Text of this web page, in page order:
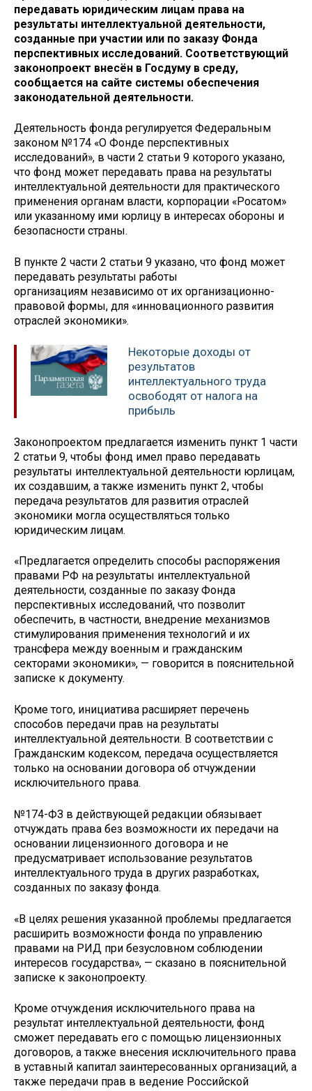
передавать юридическим лицам права на
результаты интеллектуальной деятельности,
созданные при участии или по заказу Фонда
перспективных исследований. Соответствующий
законопроект внесён в Госдуму в среду,
сообщается на сайте системы обеспечения
законодательной деятельности.
Деятельность фонда регулируется Федеральным
законом №174 «О Фонде перспективных
исследований», в части 2 статьи 9 которого указано,
что фонд может передавать права на результаты
интеллектуальной деятельности для практического
применения органам власти, корпорации «Росатом»
или указанному ими юрлицу в интересах обороны и
безопасности страны.
В пункте 2 части 2 статьи 9 указано, что фонд может
передавать результаты работы
организациям независимо от их организационно-
правовой формы, для «инновационного развития
отраслей экономики».
Некоторые доходы от
результатов
интеллектуального труда
освободят от налога на
прибыль
Законопроектом предлагается изменить пункт 1 части
2 статьи 9, чтобы фонд имел право передавать
результаты интеллектуальной деятельности юрлицам,
их создавшим, а также изменить пункт 2, чтобы
передача результатов для развития отраслей
экономики могла осуществляться только
юридическим лицам.
«Предлагается определить способы распоряжения
правами РФ на результаты интеллектуальной
деятельности, созданные по заказу Фонда
перспективных исследований, что позволит
обеспечить, в частности, внедрение механизмов
стимулирования применения технологий и их
трансфера между военным и гражданским
секторами экономики», — говорится в пояснительной
записке к документу.
Кроме того, инициатива расширяет перечень
способов передачи прав на результаты
интеллектуальной деятельности. В соответствии с
Гражданским кодексом, передача осуществляется
только на основании договора об отчуждении
исключительного права.
№174-ФЗ в действующей редакции обязывает
отчуждать права без возможности их передачи на
основании лицензионного договора и не
предусматривает использование результатов
интеллектуального труда в других разработках,
созданных по заказу фонда.
«В целях решения указанной проблемы предлагается
расширить возможности фонда по управлению
правами на РИД при безусловном соблюдении
интересов государства», — сказано в пояснительной
записке к законопроекту.
Кроме отчуждения исключительного права на
результат интеллектуальной деятельности, фонд
сможет передавать его с помощью лицензионных
договоров, а также внесения исключительного права
в уставный капитал заинтересованных организаций, а
также передачи прав в ведение Российской